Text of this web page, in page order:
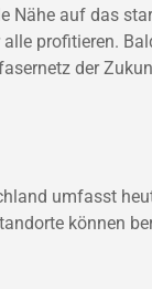
Nähe auf das
profitieren.
der
umfasst
können